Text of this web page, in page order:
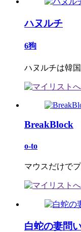
ハヌルチ
6狗
ハヌルチは韓
BreakBlock
o-to
マウスだけで
白蛇の妻問